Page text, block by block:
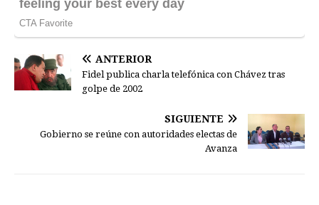
ANTERIOR
Fidel publica charla telefónica con Chávez tras
golpe de 2002
SIGUIENTE
Gobierno se reúne con autoridades electas de
Avanza